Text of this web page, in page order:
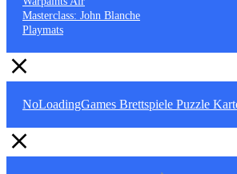
Masterclass: John Blanche
Playmats
NoLoadingGames Brettspiele Puzzle